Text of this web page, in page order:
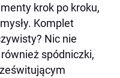
krok po kroku,
Komplet
Nic nie
spódniczki,